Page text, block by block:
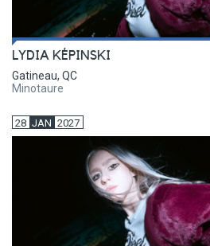
LYDIA KÉPINSKI
Gatineau, QC
Minotaure
28 JAN 2027